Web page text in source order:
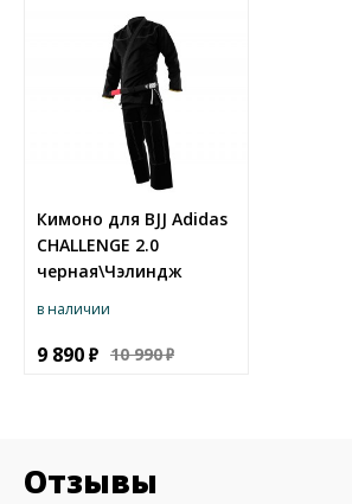
Кимоно для BJJ Adidas
CHALLENGE 2.0
черная\Чэлиндж
в наличии
9 890 10 990
Отзывы